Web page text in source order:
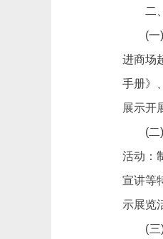
二、
(一)科
进商场
手册》
展示开
(二)节
活动：
宣讲等
示展览
(三)行